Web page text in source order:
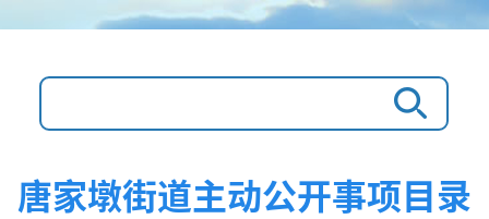
唐家墩街道主动公开事项目录